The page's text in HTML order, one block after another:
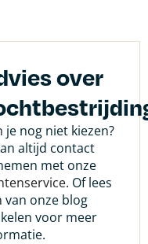
over
je nog niet kiezen?
altijd contact
met onze
. Of lees
van onze blog
voor meer